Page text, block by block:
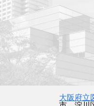
大阪府立